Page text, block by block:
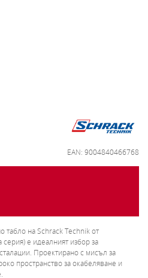
EAN: 9004840466768
табло на Schrack Technik от
е идеалният избор за
Проектирано с мисъл за
пространство за окабеляване и